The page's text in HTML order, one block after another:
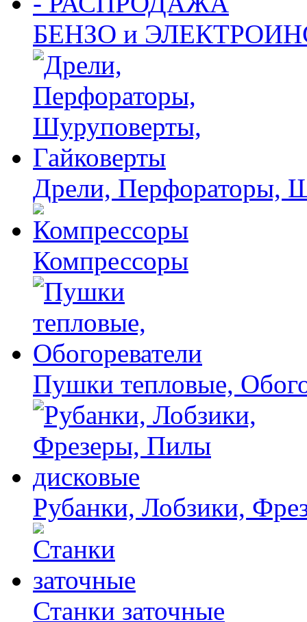
БЕНЗО и
Дрели, Перфораторы,
Компрессоры
Пушки тепловые,
Рубанки, Лобзики,
Станки заточные